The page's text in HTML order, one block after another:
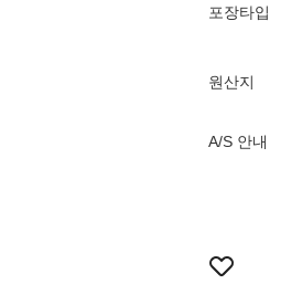
포장타입
원산지
A/S 안내